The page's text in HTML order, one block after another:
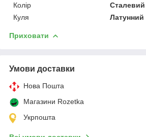
Колір
Сталевий
Куля
Латунний
Приховати
Умови доставки
Нова Пошта
Магазини Rozetka
Укрпошта